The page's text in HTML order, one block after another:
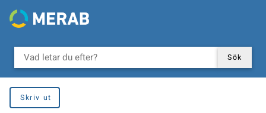
till innehåll
VAD LETAR DU EFTER?
Sök
Du är här:
Skriv ut